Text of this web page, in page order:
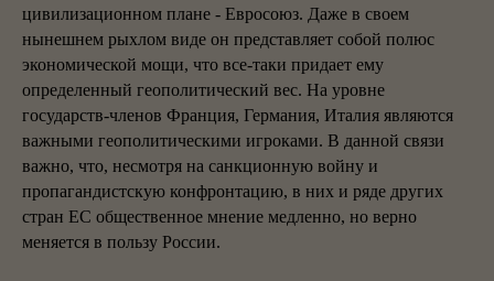
цивилизационном плане - Евросоюз. Даже в своем
нынешнем рыхлом виде он представляет собой полюс
экономической мощи, что все-таки придает ему
определенный геополитический вес. На уровне
государств-членов Франция, Германия, Италия являются
важными геополитическими игроками. В данной связи
важно, что, несмотря на санкционную войну и
пропагандистскую конфронтацию, в них и ряде других
стран ЕС общественное мнение медленно, но верно
меняется в пользу России.